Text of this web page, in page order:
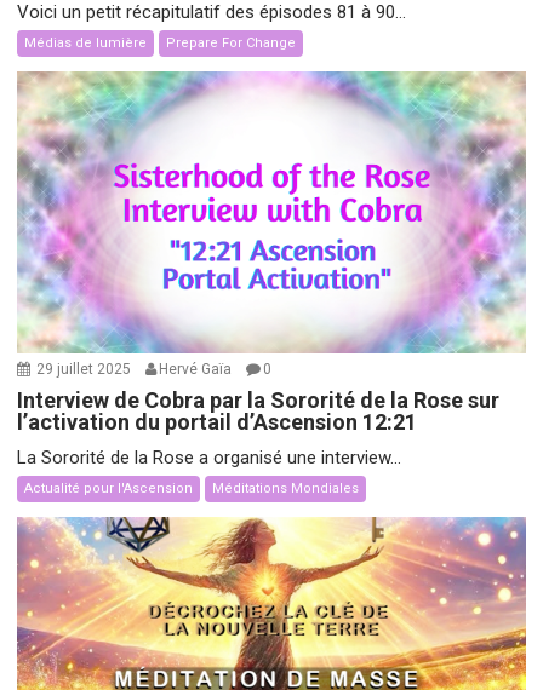
Voici un petit récapitulatif des épisodes 81 à 90...
Médias de lumière Prepare For Change
29 juillet 2025 Hervé Gaïa 0
Interview de Cobra par la Sororité de la Rose sur
l’activation du portail d’Ascension 12:21
La Sororité de la Rose a organisé une interview...
Actualité pour l'Ascension Méditations Mondiales